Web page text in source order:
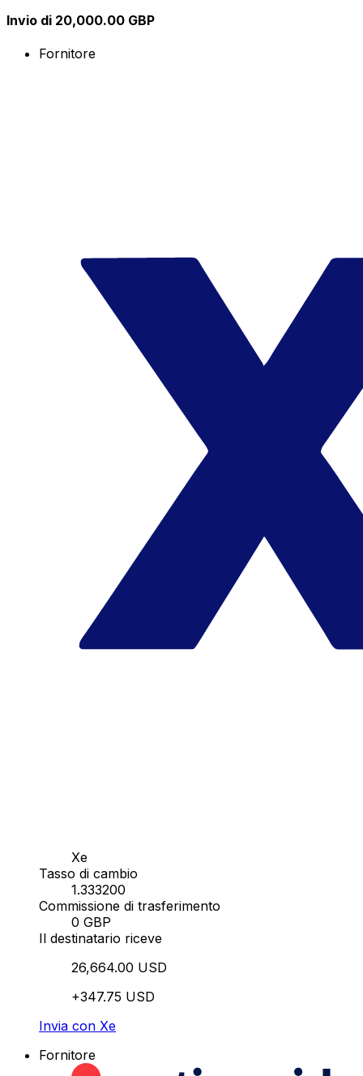
Invio di 20,000.00 GBP
Fornitore
Xe
Tasso di cambio
1.333200
Commissione di trasferimento
0 GBP
Il destinatario riceve
26,664.00 USD
+347.75 USD
Invia con Xe
Fornitore